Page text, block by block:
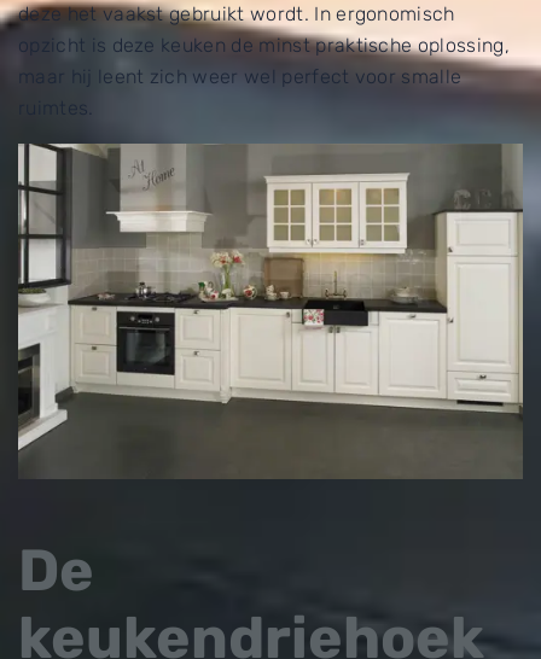
deze het vaakst gebruikt wordt. In ergonomisch
opzicht is deze keuken de minst praktische oplossing,
maar hij leent zich weer wel perfect voor smalle
ruimtes.
De
keukendriehoek